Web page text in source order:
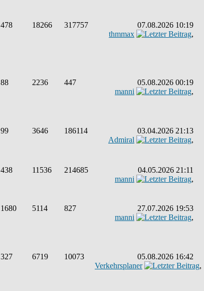
478 18266 317757
07.08.2026 10:19
thmmax
,
88 2236 447
05.08.2026 00:19
manni
,
99 3646 186114
03.04.2026 21:13
Admiral
,
438 11536 214685
04.05.2026 21:11
manni
,
1680 5114 827
27.07.2026 19:53
manni
,
327 6719 10073
05.08.2026 16:42
Verkehrsplaner
,